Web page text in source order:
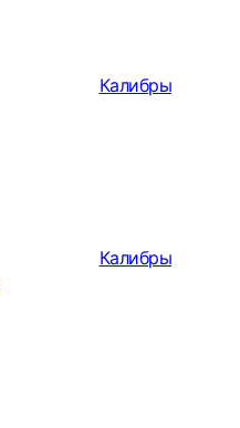
Калибры
Калибры